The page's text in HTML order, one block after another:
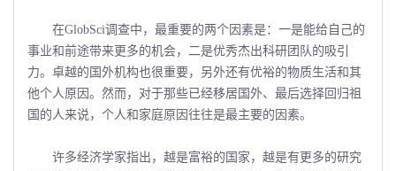
在GlobSci调查中，最重要的两个因素是：一是能给自己的
事业和前途带来更多的机会，二是优秀杰出科研团队的吸引
力。卓越的国外机构也很重要，另外还有优裕的物质生活和其
他个人原因。然而，对于那些已经移居国外、最后选择回归祖
国的人来说，个人和家庭原因往往是最主要的因素。
许多经济学家指出，越是富裕的国家，越是有更多的研究